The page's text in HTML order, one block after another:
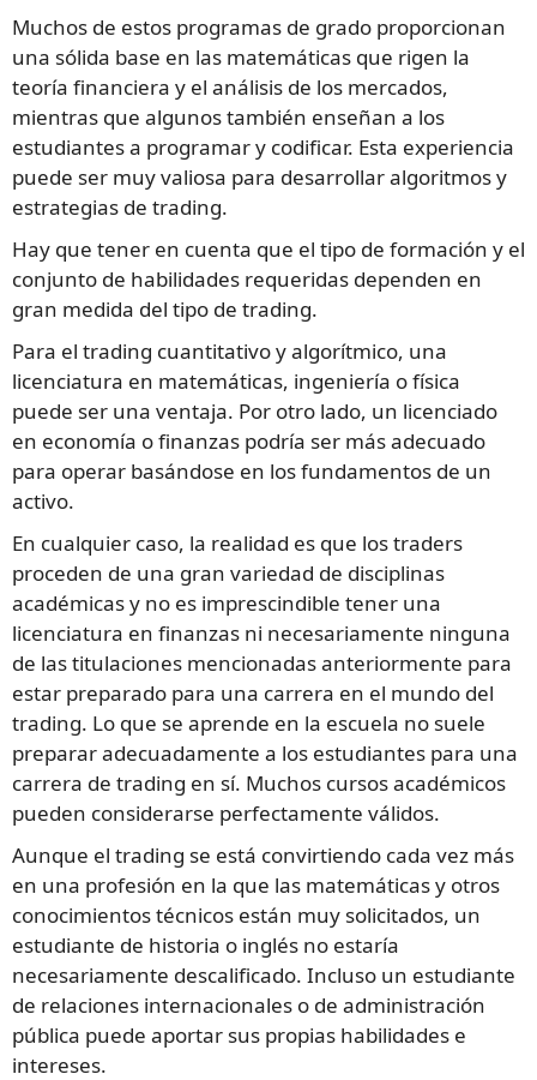
Muchos de estos programas de grado proporcionan
una sólida base en las matemáticas que rigen la
teoría financiera y el análisis de los mercados,
mientras que algunos también enseñan a los
estudiantes a programar y codificar. Esta experiencia
puede ser muy valiosa para desarrollar algoritmos y
estrategias de trading.
Hay que tener en cuenta que el tipo de formación y el
conjunto de habilidades requeridas dependen en
gran medida del tipo de trading.
Para el trading cuantitativo y algorítmico, una
licenciatura en matemáticas, ingeniería o física
puede ser una ventaja. Por otro lado, un licenciado
en economía o finanzas podría ser más adecuado
para operar basándose en los fundamentos de un
activo.
En cualquier caso, la realidad es que los traders
proceden de una gran variedad de disciplinas
académicas y no es imprescindible tener una
licenciatura en finanzas ni necesariamente ninguna
de las titulaciones mencionadas anteriormente para
estar preparado para una carrera en el mundo del
trading. Lo que se aprende en la escuela no suele
preparar adecuadamente a los estudiantes para una
carrera de trading en sí. Muchos cursos académicos
pueden considerarse perfectamente válidos.
Aunque el trading se está convirtiendo cada vez más
en una profesión en la que las matemáticas y otros
conocimientos técnicos están muy solicitados, un
estudiante de historia o inglés no estaría
necesariamente descalificado. Incluso un estudiante
de relaciones internacionales o de administración
pública puede aportar sus propias habilidades e
intereses.